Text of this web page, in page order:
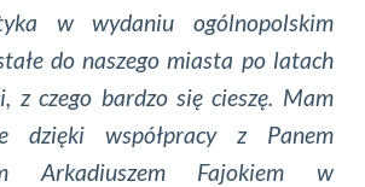
w wydaniu ogólnopolskim
do naszego miasta po latach
z czego bardzo się cieszę. Mam
dzięki współpracy z Panem
Arkadiuszem Fajokiem w